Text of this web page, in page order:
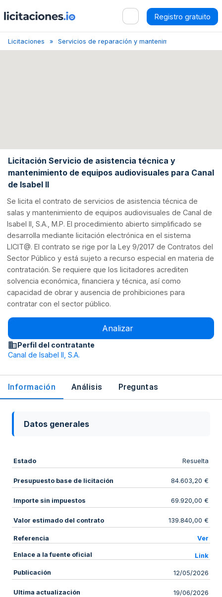
Registro gratuito
Licitaciones Servicios de reparación y mantenimiento de
Licitación Servicio de asistencia técnica y
mantenimiento de equipos audiovisuales para Canal
de Isabel II
Se licita el contrato de servicios de asistencia técnica de
salas y mantenimiento de equipos audiovisuales de Canal de
Isabel II, S.A., M.P. El procedimiento abierto simplificado se
desarrolla mediante licitación electrónica en el sistema
LICIT@. El contrato se rige por la Ley 9/2017 de Contratos del
Sector Público y está sujeto a recurso especial en materia de
contratación. Se requiere que los licitadores acrediten
solvencia económica, financiera y técnica, así como
capacidad de obrar y ausencia de prohibiciones para
contratar con el sector público.
Analizar
Perfil del contratante
Canal de Isabel II, S.A.
Información Análisis Preguntas
Datos generales
Estado Resuelta
Presupuesto base de licitación 84.603,20 €
Importe sin impuestos 69.920,00 €
Valor estimado del contrato 139.840,00 €
Referencia Ver
Enlace a la fuente oficial Link
Publicación 12/05/2026
Ultima actualización 19/06/2026